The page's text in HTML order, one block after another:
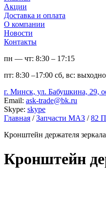
Акции
Доставка и оплата
О компании
Новости
Контакты
пн — чт: 8:30 – 17:15
пт: 8:30 –17:00 сб, вс:
г. Минск, ул. Бабушкина, 29,
Email: ask-trade@bk.ru
Skype: skype
Главная / Запчасти МАЗ / 82
Кронштейн держателя
Кронштейн